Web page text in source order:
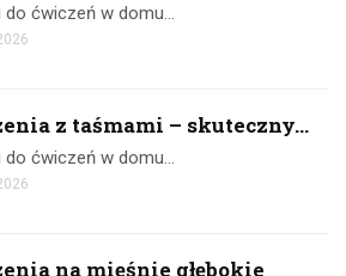
do ćwiczeń w domu…
z taśmami – skuteczny...
do ćwiczeń w domu…
na mięśnie głębokie